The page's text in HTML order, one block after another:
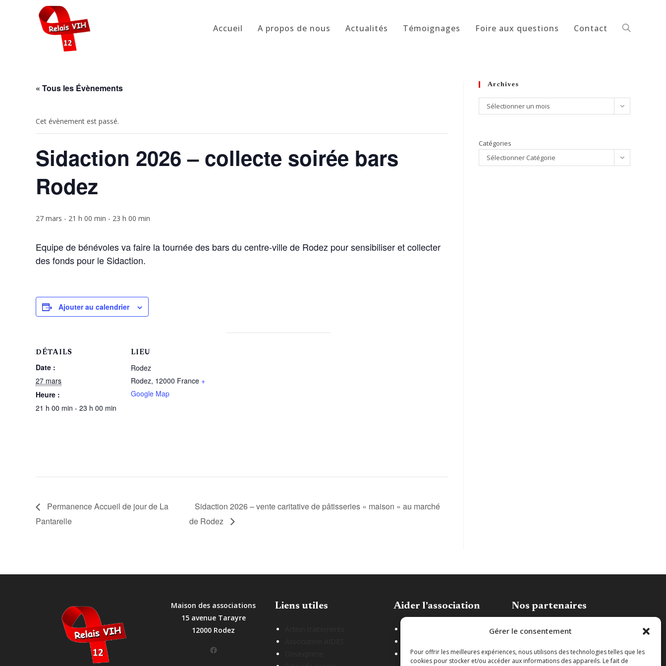
Gérer le consentement
Pour offrir les meilleures expériences, nous utilisons des technologies telles que les
cookies pour stocker et/ou accéder aux informations des appareils. Le fait de
Accueil A propos de nous Actualités Témoignages Foire aux questions Contact Toggle
« Tous les Évènements
Cet évènement est passé.
Sidaction 2026 – collecte soirée bars
Rodez
27 mars - 21 h 00 min - 23 h 00 min
Equipe de bénévoles va faire la tournée des bars du centre-ville de Rodez pour sensibiliser et collecter
des fonds pour le Sidaction.
Ajouter au calendrier
DÉTAILS
Date :
27 mars
Heure :
21 h 00 min - 23 h 00 min
LIEU
Rodez
Rodez, 12000 France +
Google Map
Permanence Accueil de jour de La
Pantarelle
Sidaction 2026 – vente caritative de pâtisseries « maison » au marché
de Rodez
Archives
Archives
Sélectionner un mois
Catégories
Sélectionner Catégorie
Maison des associations
15 avenue Tarayre
12000 Rodez
Facebook
Liens utiles Aider l'association
Partenaires
Nos partenaires